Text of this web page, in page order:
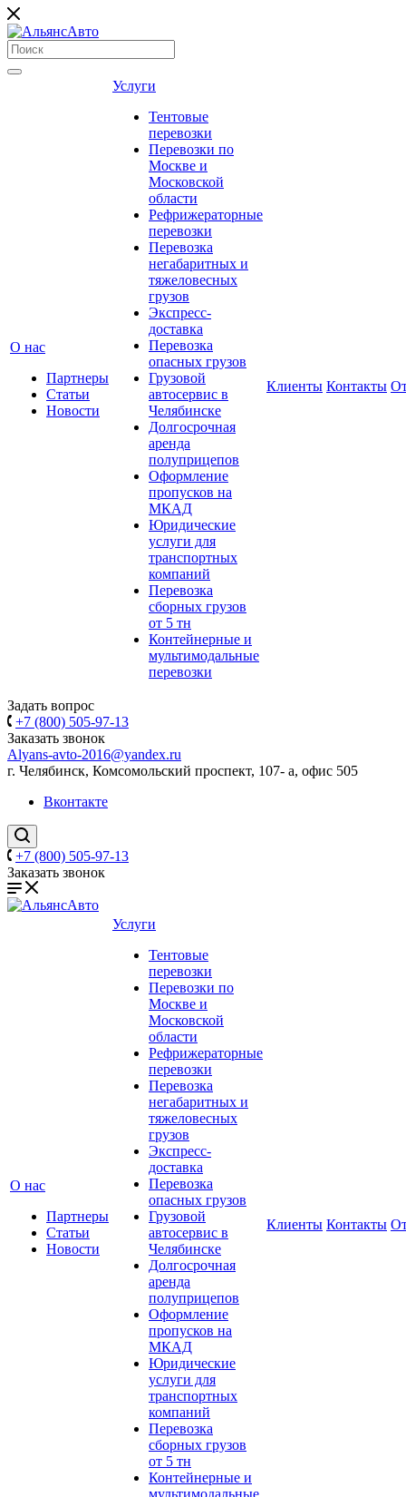
О нас
Партнеры
Статьи
Новости
Услуги
Тентовые
перевозки
Перевозки по
Москве и
Московской
области
Рефрижераторные
перевозки
Перевозка
негабаритных и
тяжеловесных
грузов
Экспресс-
доставка
Перевозка
опасных грузов
Грузовой
автосервис в
Челябинске
Долгосрочная
аренда
полуприцепов
Оформление
пропусков на
МКАД
Юридические
услуги для
транспортных
компаний
Перевозка
сборных грузов
от 5 тн
Контейнерные и
мультимодальные
перевозки
Клиенты Контакты
Задать вопрос
+7 (800) 505-97-13
Заказать звонок
Alyans-avto-2016@yandex.ru
г. Челябинск, Комсомольский проспект, 107- а, офис 505
Вконтакте
+7 (800) 505-97-13
Заказать звонок
О нас
Партнеры
Статьи
Новости
Услуги
Тентовые
перевозки
Перевозки по
Москве и
Московской
области
Рефрижераторные
перевозки
Перевозка
негабаритных и
тяжеловесных
грузов
Экспресс-
доставка
Перевозка
опасных грузов
Грузовой
автосервис в
Челябинске
Долгосрочная
аренда
полуприцепов
Оформление
пропусков на
МКАД
Юридические
услуги для
транспортных
компаний
Перевозка
сборных грузов
от 5 тн
Контейнерные и
мультимодальные
Клиенты Контакты